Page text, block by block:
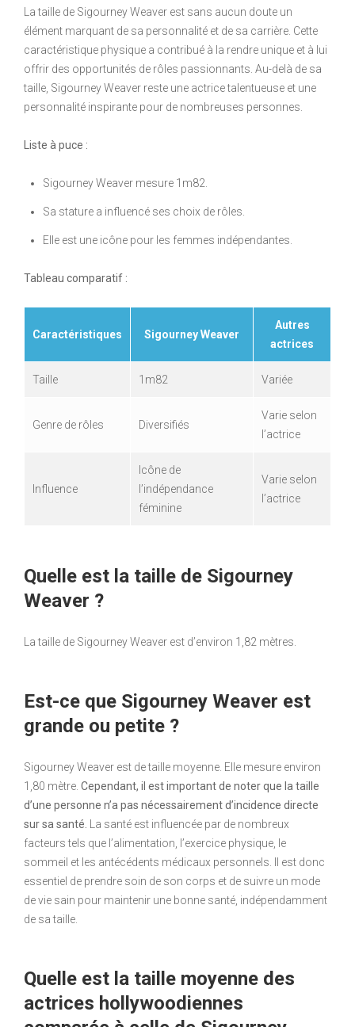
La taille de Sigourney Weaver est sans aucun doute un
élément marquant de sa personnalité et de sa carrière. Cette
caractéristique physique a contribué à la rendre unique et à lui
offrir des opportunités de rôles passionnants. Au-delà de sa
taille, Sigourney Weaver reste une actrice talentueuse et une
personnalité inspirante pour de nombreuses personnes.
Liste à puce :
Sigourney Weaver mesure 1m82.
Sa stature a influencé ses choix de rôles.
Elle est une icône pour les femmes indépendantes.
Tableau comparatif :
Caractéristiques Sigourney Weaver
Autres
actrices
Taille 1m82 Variée
Genre de rôles Diversifiés
Varie selon
l’actrice
Influence
Icône de
l’indépendance
féminine
Varie selon
l’actrice
Quelle est la taille de Sigourney
Weaver ?
La taille de Sigourney Weaver est d’environ 1,82 mètres.
Est-ce que Sigourney Weaver est
grande ou petite ?
Sigourney Weaver est de taille moyenne. Elle mesure environ
1,80 mètre. Cependant, il est important de noter que la taille
d’une personne n’a pas nécessairement d’incidence directe
sur sa santé.
La santé est influencée par de nombreux
facteurs tels que l’alimentation, l’exercice physique, le
sommeil et les antécédents médicaux personnels. Il est donc
essentiel de prendre soin de son corps et de suivre un mode
de vie sain pour maintenir une bonne santé, indépendamment
de sa taille.
Quelle est la taille moyenne des
actrices hollywoodiennes